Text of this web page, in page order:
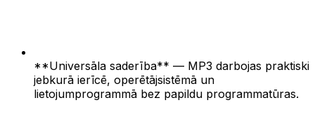
**Universāla saderība** — MP3 darbojas praktiski
jebkurā ierīcē, operētājsistēmā un
lietojumprogrammā bez papildu programmatūras.